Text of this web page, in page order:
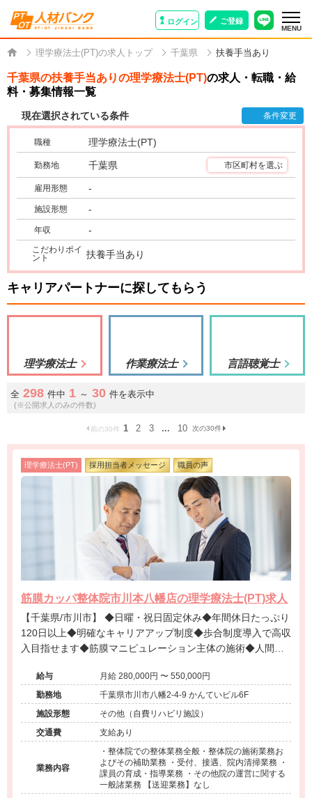
ログイン ご登録
MENU
理学療法士(PT)の求人トップ 千葉県 扶養手当あり
千葉県の扶養手当ありの理学療法士(PT)の求人・転職・給
料・募集情報一覧
現在選択されている条件 条件変更
職種 理学療法士(PT)
勤務地 千葉県 市区町村を選ぶ
雇用形態 -
施設形態 -
年収 -
こだわりポイ
ント
扶養手当あり
キャリアパートナーに探してもらう
理学療法士 作業療法士 言語聴覚士
全 298 件中 1 ～ 30 件を表示中
(※公開求人のみの件数)
前の30件 1 2 3 ... 10 次の30件
理学療法士(PT) 採用担当者メッセージ 職員の声
筋膜カッパ整体院市川本八幡店の理学療法士(PT)求人
【千葉県/市川市】 ◆日曜・祝日固定休み◆年間休日たっぷり
120日以上◆明確なキャリアアップ制度◆歩合制度導入で高収
入目指せます◆筋膜マニピュレーション主体の施術◆人間力
外店舗での募集もございます。詳細はお問い合わせくださ
い】
給与
月給 280,000円 〜 550,000円
勤務地
千葉県市川市八幡2-4-9 かんていビル6F
施設形態
その他（自費リハビリ施設）
交通費
支給あり
業務内容
・整体院での整体業務全般・整体院の施術業務お
よびその補助業務 ・受付、接遇、院内清掃業務 ・
課員の育成・指導業務 ・その他院の運営に関する
一般諸業務 【送迎業務】なし